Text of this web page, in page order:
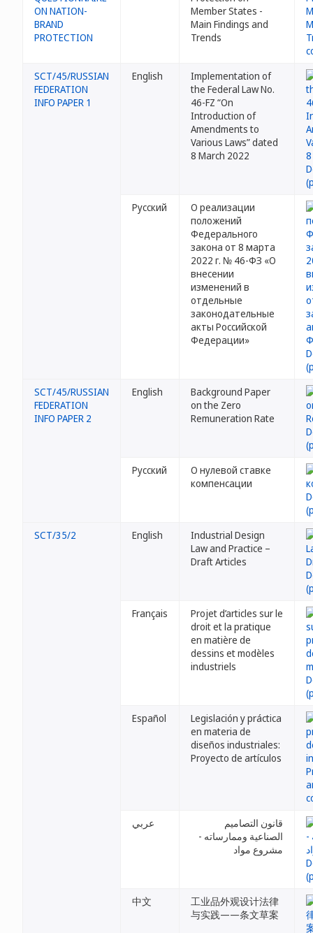
ON NATION-
BRAND
PROTECTION
Member States -
Main Findings and
Trends
SCT/45/RUSSIAN
FEDERATION
INFO PAPER 1
English
Implementation of
the Federal Law No.
46-FZ “On
Introduction of
Amendments to
Various Laws” dated
8 March 2022
Русский
О реализации
положений
Федерального
закона от 8 марта
2022 г. № 46-ФЗ «О
внесении
изменений в
отдельные
законодательные
акты Российской
Федерации»
SCT/45/RUSSIAN
FEDERATION
INFO PAPER 2
English
Background Paper
on the Zero
Remuneration Rate
Русский
О нулевой ставке
компенсации
SCT/35/2 English
Industrial Design
Law and Practice –
Draft Articles
Français
Projet d’articles sur le
droit et la pratique
en matière de
dessins et modèles
industriels
Español
Legislación y práctica
en materia de
diseños industriales:
Proyecto de artículos
عربي
قانون التصاميم
الصناعية وممارساته -
مشروع مواد
中文
工业品外观设计法律
与实践——条文草案